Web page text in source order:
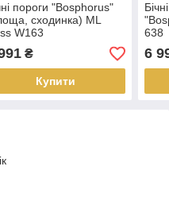
пороги "Bosphorus"
сходинка) ML
W163
₴
Купити
638
6